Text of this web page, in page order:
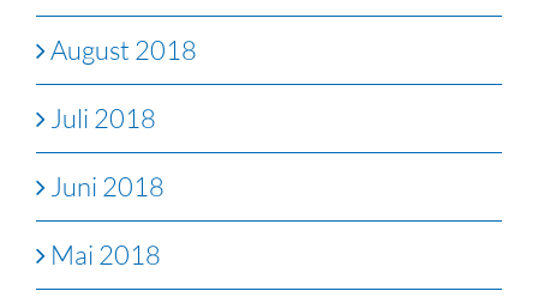
August 2018
Juli 2018
Juni 2018
Mai 2018